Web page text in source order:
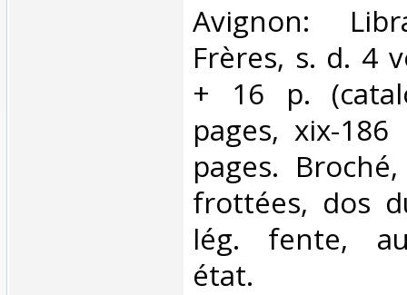
‎Avignon:
Frères, s. d. 4
+ 16 p.
pages, xix-186
pages.
frottées, dos
lég. fente,
état.‎